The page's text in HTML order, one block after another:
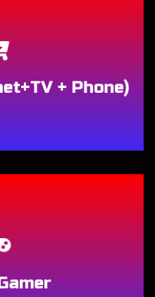
+ Phone)